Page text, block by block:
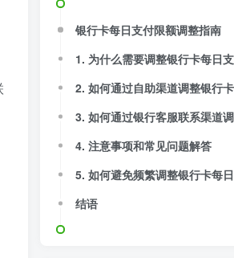
银行卡每日支付限额调整指南
4. 注意事项和常见问题解答
结语